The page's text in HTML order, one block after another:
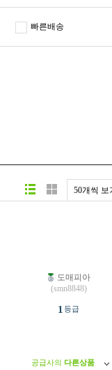
빠른배송
50개씩 보
도매피아
(smn8848)
1 등급
공급사의 다른상품